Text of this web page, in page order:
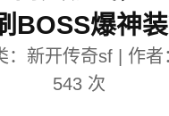
BOSS爆神
：新开传奇sf | 作
543 次